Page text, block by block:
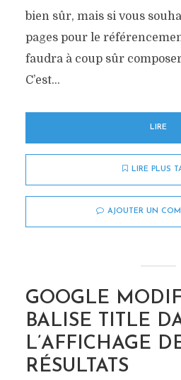
bien sûr, mais si vous
pages pour le
faudra à coup sûr
C’est...
LIRE
LIRE PLUS
AJOUTER UN
GOOGLE
BALISE TITLE
L’AFFICHAGE
RÉSULTATS